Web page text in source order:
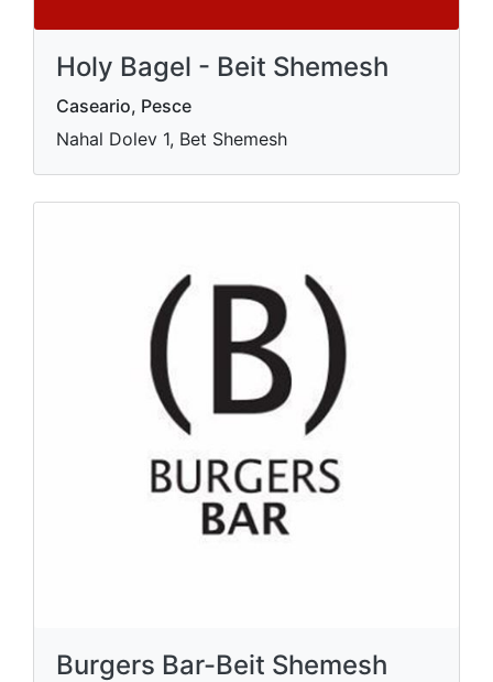
Holy Bagel - Beit Shemesh
Caseario, Pesce
Nahal Dolev 1, Bet Shemesh
Burgers Bar-Beit Shemesh